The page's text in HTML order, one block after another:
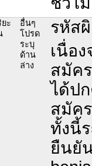
ะ
อื่นๆ
โปรด
ระบุ
ด้าน
ล่าง
รหัส
เนื่อ
สมัค
ได้ป
สมัค
ทั้งนี้
ยืนยั